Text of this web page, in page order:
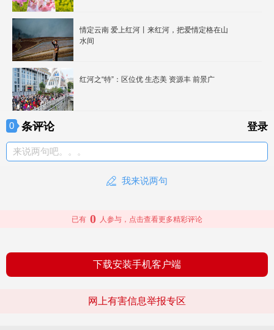
情定云南 爱上红河丨来红河，把爱情定格在山
水间
红河之“特”：区位优 生态美 资源丰 前景广
0 条评论 登录
来说两句吧。。。
我来说两句
已有 0 人参与，点击查看更多精彩评论
下载安装手机客户端
网上有害信息举报专区